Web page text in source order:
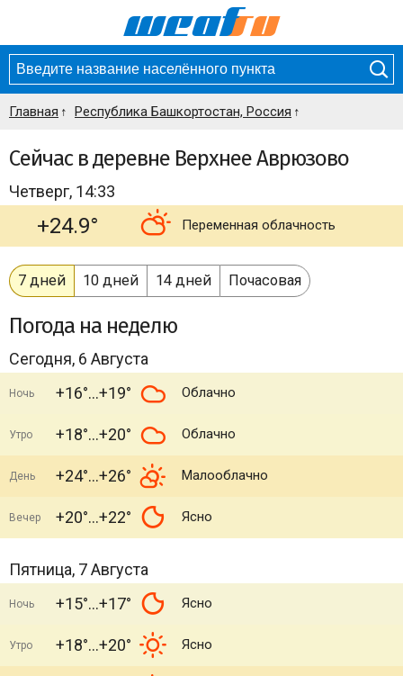
Главная Республика Башкортостан, Россия
Сейчас в деревне Верхнее Аврюзово
Четверг, 14:33
+24.9° Переменная облачность
7 дней 10 дней 14 дней Почасовая
Погода на неделю
Сегодня, 6 Августа
Ночь +16° +19° Облачно
Утро +18° +20° Облачно
День +24° +26° Малооблачно
Вечер +20° +22° Ясно
Пятница, 7 Августа
Ночь +15° +17° Ясно
Утро +18° +20° Ясно